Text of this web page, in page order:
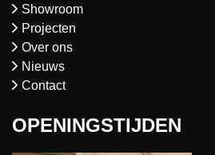
Showroom
Projecten
Over ons
Nieuws
Contact
OPENINGSTIJDEN